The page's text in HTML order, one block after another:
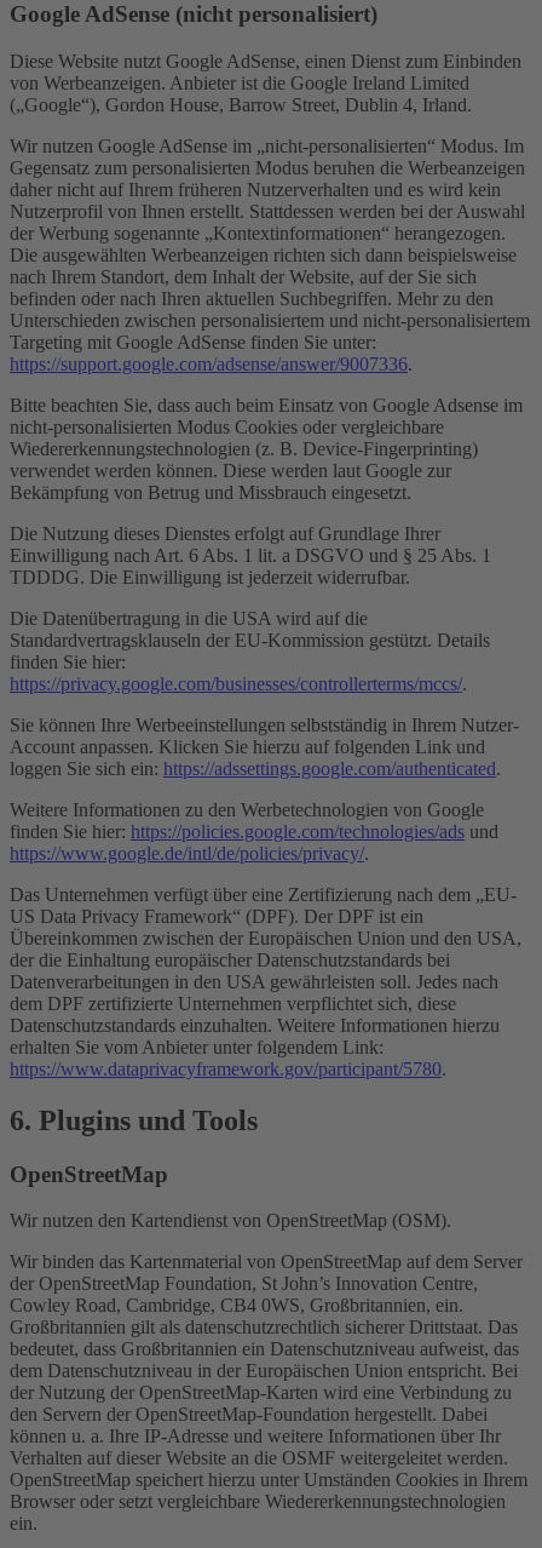
Google AdSense (nicht personalisiert)
Diese Website nutzt Google AdSense, einen Dienst zum Einbinden
von Werbeanzeigen. Anbieter ist die Google Ireland Limited
(„Google“), Gordon House, Barrow Street, Dublin 4, Irland.
Wir nutzen Google AdSense im „nicht-personalisierten“ Modus. Im
Gegensatz zum personalisierten Modus beruhen die Werbeanzeigen
daher nicht auf Ihrem früheren Nutzerverhalten und es wird kein
Nutzerprofil von Ihnen erstellt. Stattdessen werden bei der Auswahl
der Werbung sogenannte „Kontextinformationen“ herangezogen.
Die ausgewählten Werbeanzeigen richten sich dann beispielsweise
nach Ihrem Standort, dem Inhalt der Website, auf der Sie sich
befinden oder nach Ihren aktuellen Suchbegriffen. Mehr zu den
Unterschieden zwischen personalisiertem und nicht-personalisiertem
Targeting mit Google AdSense finden Sie unter:
https://support.google.com/adsense/answer/9007336.
Bitte beachten Sie, dass auch beim Einsatz von Google Adsense im
nicht-personalisierten Modus Cookies oder vergleichbare
Wiedererkennungstechnologien (z. B. Device-Fingerprinting)
verwendet werden können. Diese werden laut Google zur
Bekämpfung von Betrug und Missbrauch eingesetzt.
Die Nutzung dieses Dienstes erfolgt auf Grundlage Ihrer
Einwilligung nach Art. 6 Abs. 1 lit. a DSGVO und § 25 Abs. 1
TDDDG. Die Einwilligung ist jederzeit widerrufbar.
Die Datenübertragung in die USA wird auf die
Standardvertragsklauseln der EU-Kommission gestützt. Details
finden Sie hier:
https://privacy.google.com/businesses/controllerterms/mccs/.
Sie können Ihre Werbeeinstellungen selbstständig in Ihrem Nutzer-
Account anpassen. Klicken Sie hierzu auf folgenden Link und
loggen Sie sich ein: https://adssettings.google.com/authenticated.
Weitere Informationen zu den Werbetechnologien von Google
finden Sie hier: https://policies.google.com/technologies/ads und
https://www.google.de/intl/de/policies/privacy/.
Das Unternehmen verfügt über eine Zertifizierung nach dem „EU-
US Data Privacy Framework“ (DPF). Der DPF ist ein
Übereinkommen zwischen der Europäischen Union und den USA,
der die Einhaltung europäischer Datenschutzstandards bei
Datenverarbeitungen in den USA gewährleisten soll. Jedes nach
dem DPF zertifizierte Unternehmen verpflichtet sich, diese
Datenschutzstandards einzuhalten. Weitere Informationen hierzu
erhalten Sie vom Anbieter unter folgendem Link:
https://www.dataprivacyframework.gov/participant/5780.
6. Plugins und Tools
OpenStreetMap
Wir nutzen den Kartendienst von OpenStreetMap (OSM).
Wir binden das Kartenmaterial von OpenStreetMap auf dem Server
der OpenStreetMap Foundation, St John’s Innovation Centre,
Cowley Road, Cambridge, CB4 0WS, Großbritannien, ein.
Großbritannien gilt als datenschutzrechtlich sicherer Drittstaat. Das
bedeutet, dass Großbritannien ein Datenschutzniveau aufweist, das
dem Datenschutzniveau in der Europäischen Union entspricht. Bei
der Nutzung der OpenStreetMap-Karten wird eine Verbindung zu
den Servern der OpenStreetMap-Foundation hergestellt. Dabei
können u. a. Ihre IP-Adresse und weitere Informationen über Ihr
Verhalten auf dieser Website an die OSMF weitergeleitet werden.
OpenStreetMap speichert hierzu unter Umständen Cookies in Ihrem
Browser oder setzt vergleichbare Wiedererkennungstechnologien
ein.